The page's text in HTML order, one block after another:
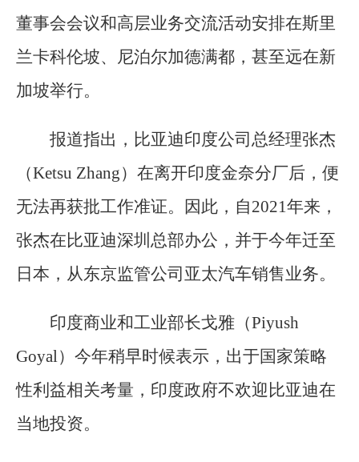
董事会会议和高层业务交流活动安排在斯里
兰卡科伦坡、尼泊尔加德满都，甚至远在新
加坡举行。
报道指出，比亚迪印度公司总经理张杰
（Ketsu Zhang）在离开印度金奈分厂后，便
无法再获批工作准证。因此，自2021年来，
张杰在比亚迪深圳总部办公，并于今年迁至
日本，从东京监管公司亚太汽车销售业务。
印度商业和工业部长戈雅（Piyush
Goyal）今年稍早时候表示，出于国家策略
性利益相关考量，印度政府不欢迎比亚迪在
当地投资。